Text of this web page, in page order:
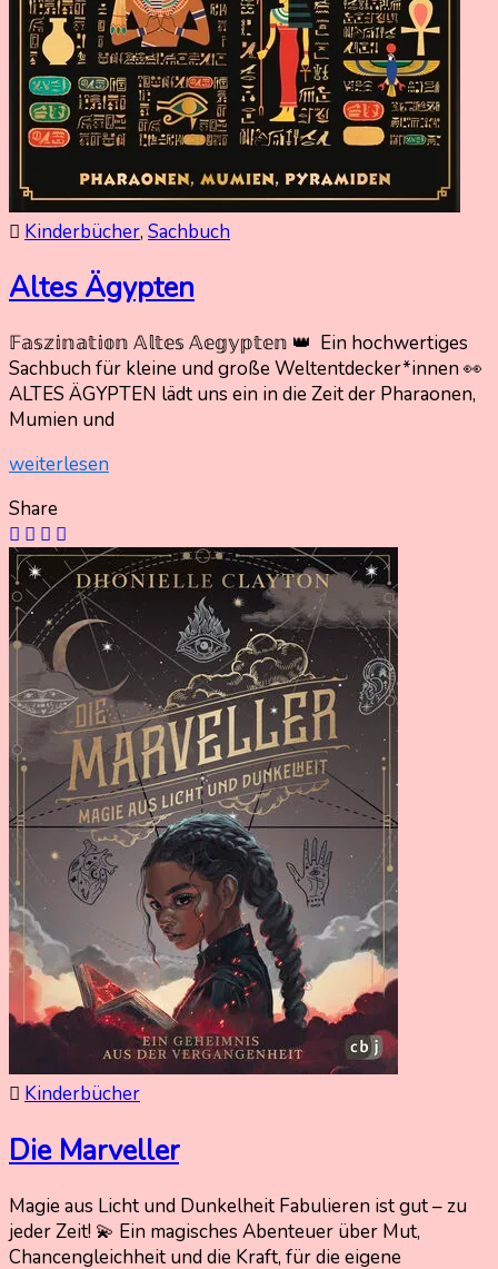
Kinderbücher, Sachbuch
Altes Ägypten
11.
Januar
202611.
2026
Nadine
Kammer
𝔽𝕒𝕤𝕫𝕚𝕟𝕒𝕥𝕚𝕠𝕟 𝔸𝕝𝕥𝕖𝕤 𝔸𝕖𝕘𝕪𝕡𝕥𝕖𝕟 👑 Ein hochwertiges
Sachbuch für kleine und große Weltentdecker*innen 👀
ALTES ÄGYPTEN lädt uns ein in die Zeit der Pharaonen,
Mumien und
weiterlesen
Share
Kinderbücher
Die Marveller
7.
Januar
Nadine
Kammer
Magie aus Licht und Dunkelheit Fabulieren ist gut – zu
jeder Zeit! 💫 Ein magisches Abenteuer über Mut,
Chancengleichheit und die Kraft, für die eigene